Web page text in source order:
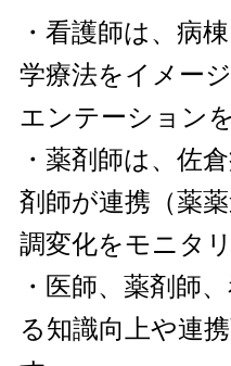
・看護師は、病
学療法をイメー
エンテーション
・薬剤師は、佐
剤師が連携（薬
調変化をモニタ
・医師、薬剤師
る知識向上や連